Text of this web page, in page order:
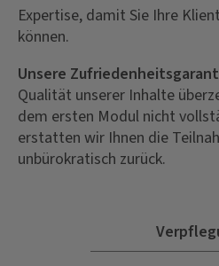
Expertise, damit Sie Ihre
können.
Unsere
Qualität unserer Inhalte
dem ersten Modul nicht
erstatten wir Ihnen die
unbürokratisch zurück.